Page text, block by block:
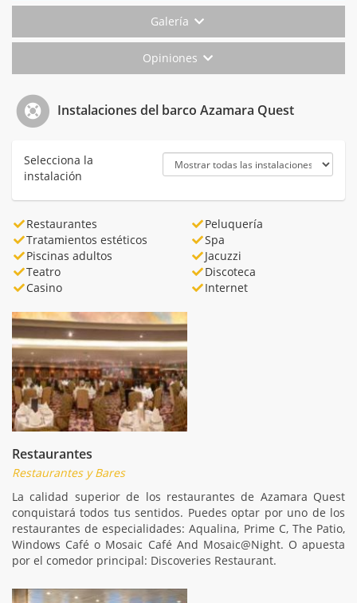
Galería
Opiniones
Instalaciones del barco Azamara Quest
Selecciona la
instalación
Restaurantes
Peluquería
Tratamientos estéticos
Spa
Piscinas adultos
Jacuzzi
Teatro
Discoteca
Casino
Internet
Restaurantes
Restaurantes y Bares
La calidad superior de los restaurantes de Azamara Quest
conquistará todos tus sentidos. Puedes optar por uno de los
restaurantes de especialidades: Aqualina, Prime C, The Patio,
Windows Café o Mosaic Café And Mosaic@Night. O apuesta
por el comedor principal: Discoveries Restaurant.